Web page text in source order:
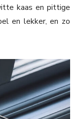
kaas en pittige
en lekker, en zo